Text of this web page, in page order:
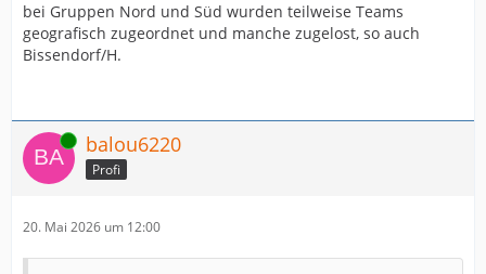
bei Gruppen Nord und Süd wurden teilweise Teams
geografisch zugeordnet und manche zugelost, so auch
Bissendorf/H.
Online balou6220
Profi
20. Mai 2026 um 12:00